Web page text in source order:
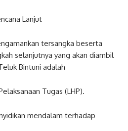
Lanjut
tersangka beserta
selanjutnya yang akan diambil
Bintuni adalah
Tugas (LHP).
mendalam terhadap